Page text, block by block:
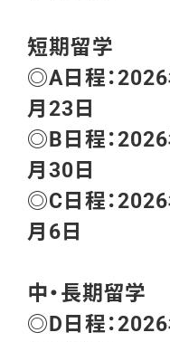
短期留学
◎A日程：
月23日
◎B日程：
月30日
◎C日程：
月6日
中・長期留学
◎D日程：